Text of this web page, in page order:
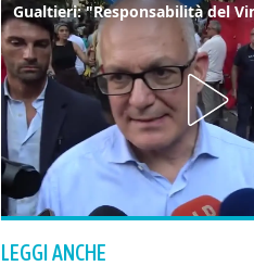
LEGGI ANCHE